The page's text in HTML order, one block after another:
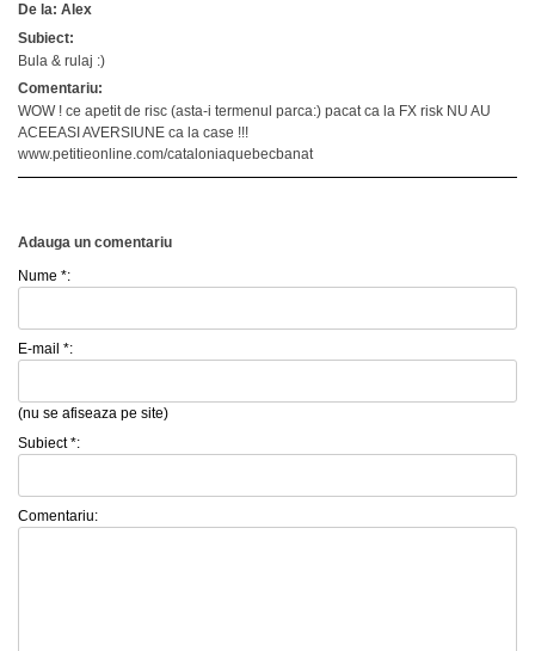
De la: Alex
Subiect:
Bula & rulaj :)
Comentariu:
WOW ! ce apetit de risc (asta-i termenul parca:) pacat ca la FX risk NU AU
ACEEASI AVERSIUNE ca la case !!!
www.petitieonline.com/cataloniaquebecbanat
Adauga un comentariu
Nume *:
E-mail *:
(nu se afiseaza pe site)
Subiect *:
Comentariu: